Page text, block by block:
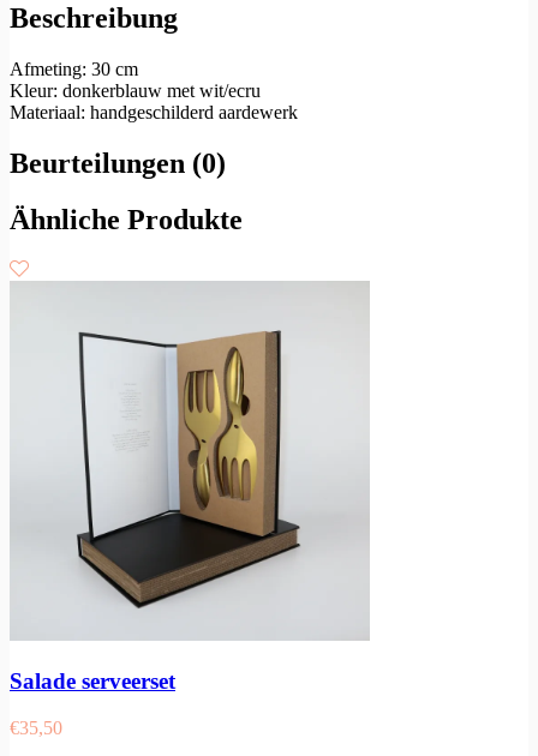
Beschreibung
Afmeting: 30 cm
Kleur: donkerblauw met wit/ecru
Materiaal: handgeschilderd aardewerk
Beurteilungen (0)
Ähnliche Produkte
Salade serveerset
€35,50